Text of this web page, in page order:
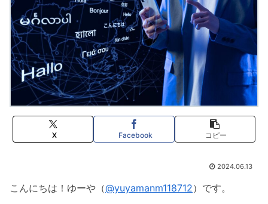
X Facebook コピー
2024.06.13
こんにちは！ゆーや（@yuyamanm118712）です。